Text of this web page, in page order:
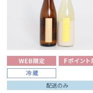
配送のみ